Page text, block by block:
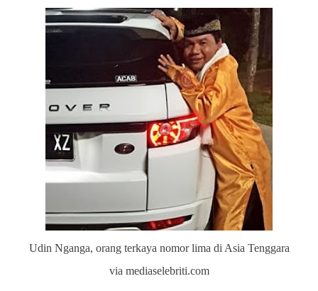
Udin Nganga, orang terkaya nomor lima di Asia Tenggara
via mediaselebriti.com